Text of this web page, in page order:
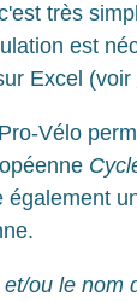
très
est
Excel (voir
Vélo
également
ou le nom